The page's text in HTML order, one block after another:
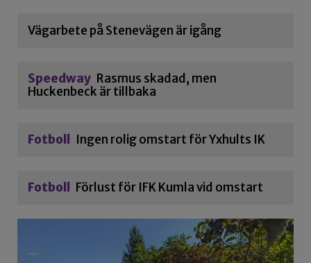
Vägarbete på Stenevägen är igång
Speedway Rasmus skadad, men
Huckenbeck är tillbaka
Fotboll Ingen rolig omstart för Yxhults IK
Fotboll Förlust för IFK Kumla vid omstart